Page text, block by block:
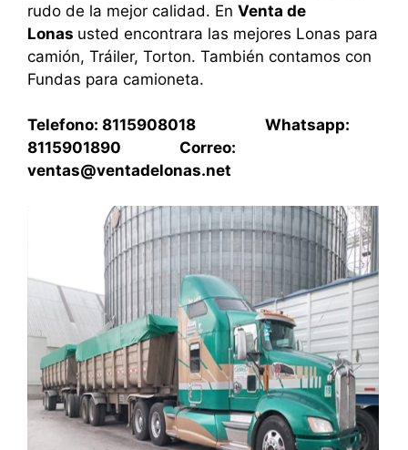
rudo de la mejor calidad. En Venta de
Lonas usted encontrara las mejores Lonas para
camión, Tráiler, Torton. También contamos con
Fundas para camioneta.
Telefono: 8115908018 Whatsapp:
8115901890 Correo:
ventas@ventadelonas.net